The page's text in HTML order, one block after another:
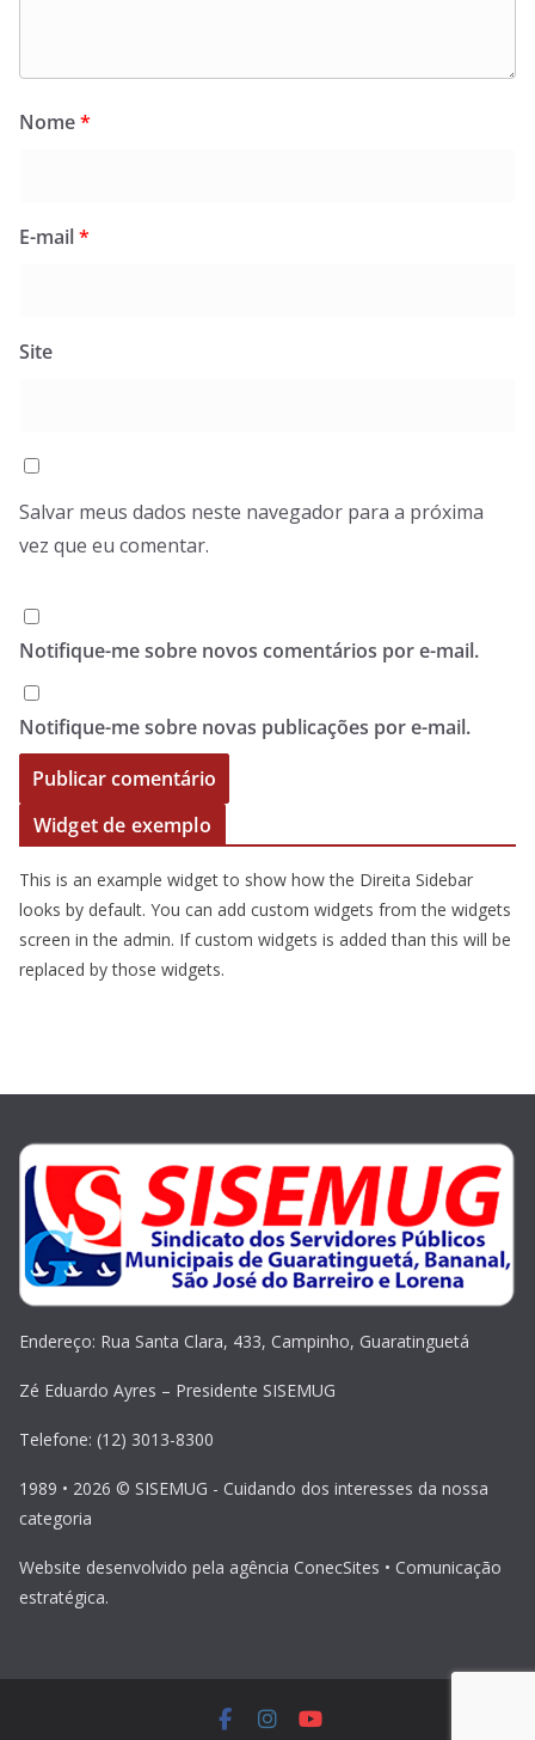
Nome*
E-mail*
Site
Salvar meus dados neste navegador para a próxima
vez que eu comentar.
Notifique-me sobre novos comentários por e-mail.
Notifique-me sobre novas publicações por e-mail.
Widget de exemplo
This is an example widget to show how the Direita Sidebar
looks by default. You can add custom widgets from the widgets
screen in the admin. If custom widgets is added than this will be
replaced by those widgets.
Endereço: Rua Santa Clara, 433, Campinho, Guaratinguetá
Zé Eduardo Ayres – Presidente SISEMUG
Telefone: (12) 3013-8300
1989 • 2026 © SISEMUG - Cuidando dos interesses da nossa
categoria
Website desenvolvido pela agência ConecSites • Comunicação
estratégica.